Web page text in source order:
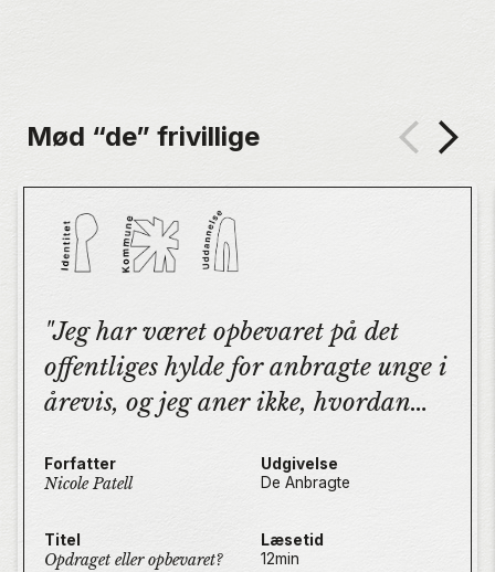
Mød “de” frivillige
Jeg har været opbevaret på det
offentliges hylde for anbragte unge i
årevis, og jeg aner ikke, hvordan
Forfatter
Nicole Patell
Udgivelse
De Anbragte
Titel
Opdraget eller opbevaret?
Læsetid
12min